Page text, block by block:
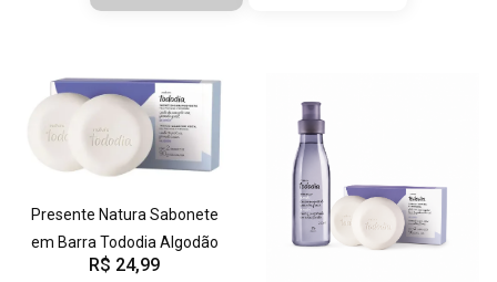
Presente Natura Sabonete
em Barra Tododia Algodão
R$ 24,99